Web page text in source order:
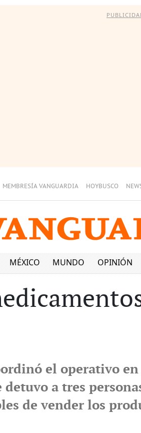
MEMBRESÍA VANGUARDIA HOYBUSCO
MÉXICO MUNDO OPINIÓN
el operativo
detuvo a tres
de vender los